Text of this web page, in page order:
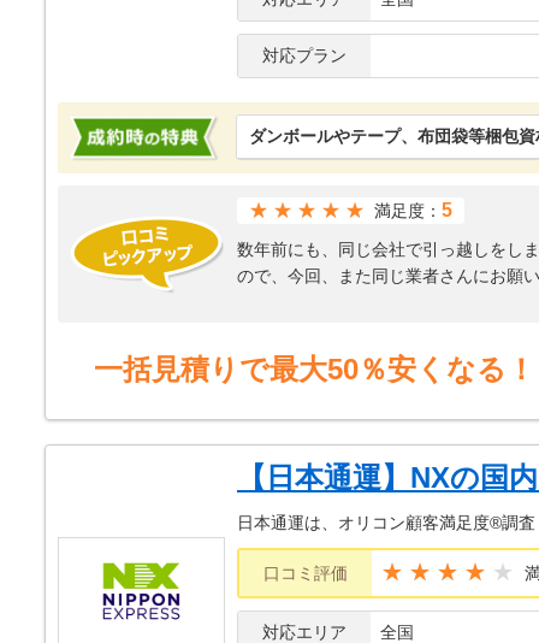
対応プラン
ダンボールやテープ、布団袋等梱包
★★★★★ 満足度： 5
数年前にも、同じ会社で引っ越しをし
ので、今回、また同じ業者さんにお願
ました。
それから引っ越し日の希望を幾つか
ました。荷物の運搬は思っていたよ
冷蔵庫や食器棚の家電用のコンセント
りました。
一括見積りで最大50％安くなる！
【日本通運】NXの国
日本通運は、オリコン顧客満足度®調
口コミ評価 ★★★★
対応エリア 全国